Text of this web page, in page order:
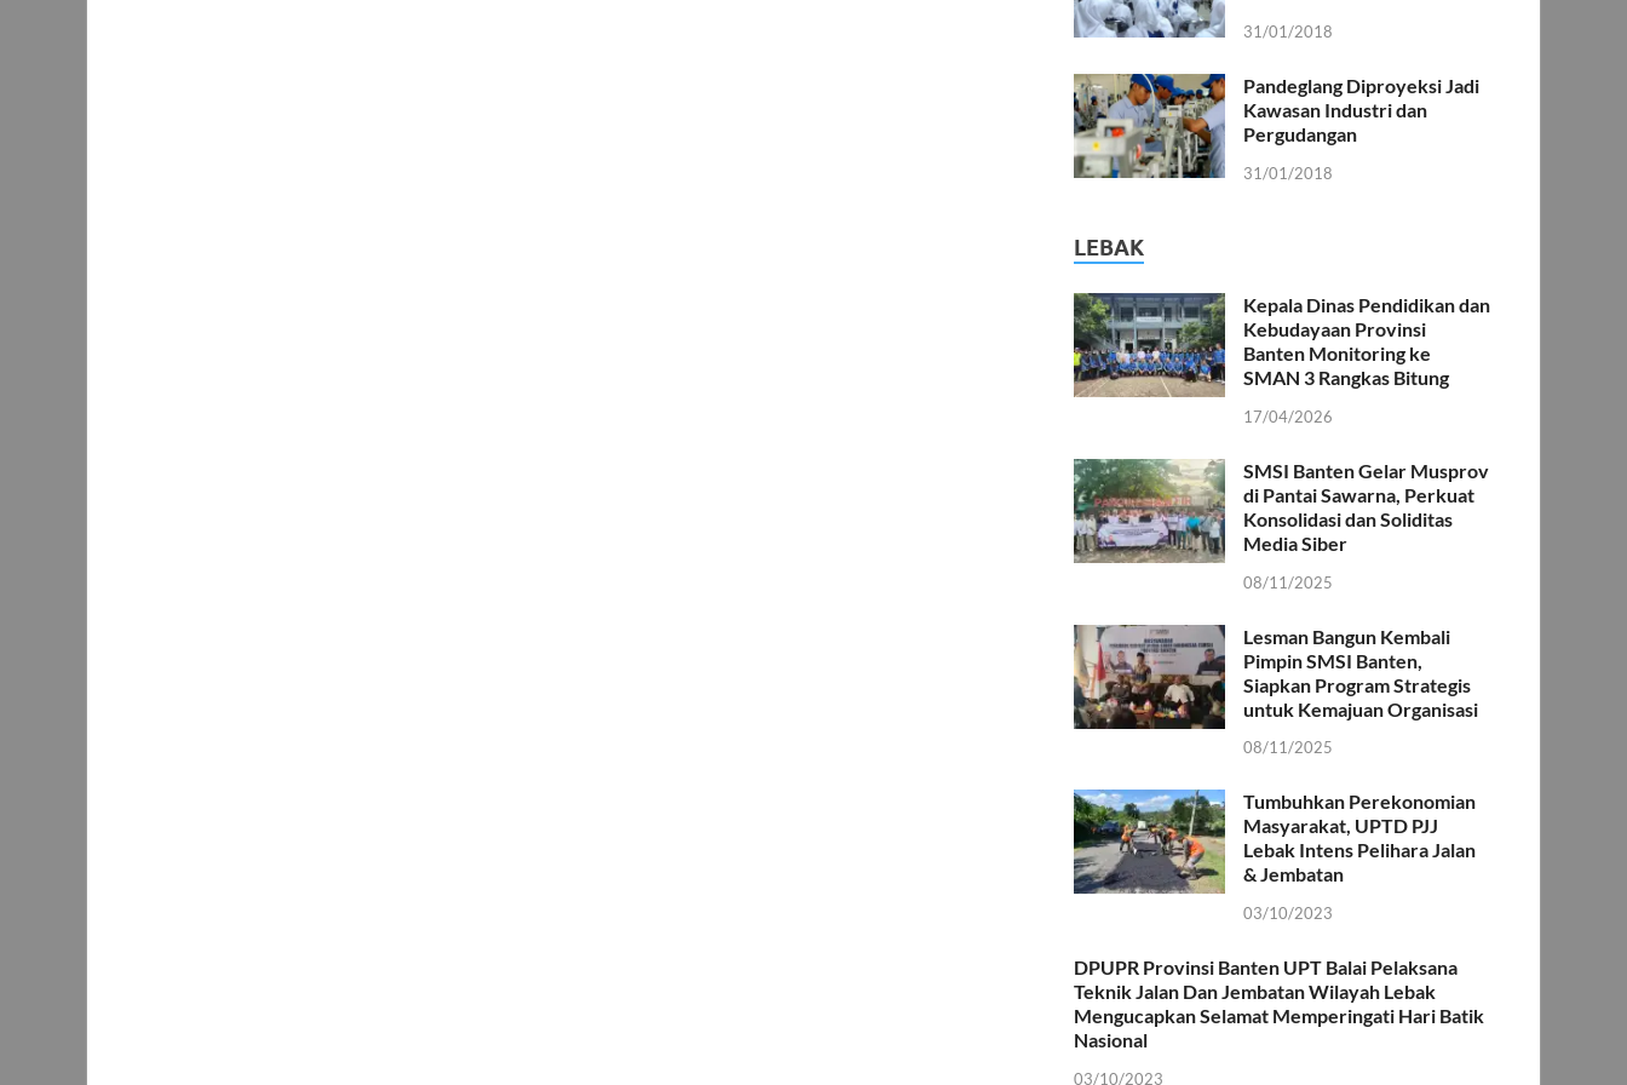
31/01/2018
Pandeglang Diproyeksi Jadi
Kawasan Industri dan
Pergudangan
31/01/2018
LEBAK
Kepala Dinas Pendidikan dan
Kebudayaan Provinsi
Banten Monitoring ke
SMAN 3 Rangkas Bitung
17/04/2026
SMSI Banten Gelar Musprov
di Pantai Sawarna, Perkuat
Konsolidasi dan Soliditas
Media Siber
08/11/2025
Lesman Bangun Kembali
Pimpin SMSI Banten,
Siapkan Program Strategis
untuk Kemajuan Organisasi
08/11/2025
Tumbuhkan Perekonomian
Masyarakat, UPTD PJJ
Lebak Intens Pelihara Jalan
& Jembatan
03/10/2023
DPUPR Provinsi Banten UPT Balai Pelaksana
Teknik Jalan Dan Jembatan Wilayah Lebak
Mengucapkan Selamat Memperingati Hari Batik
Nasional
03/10/2023